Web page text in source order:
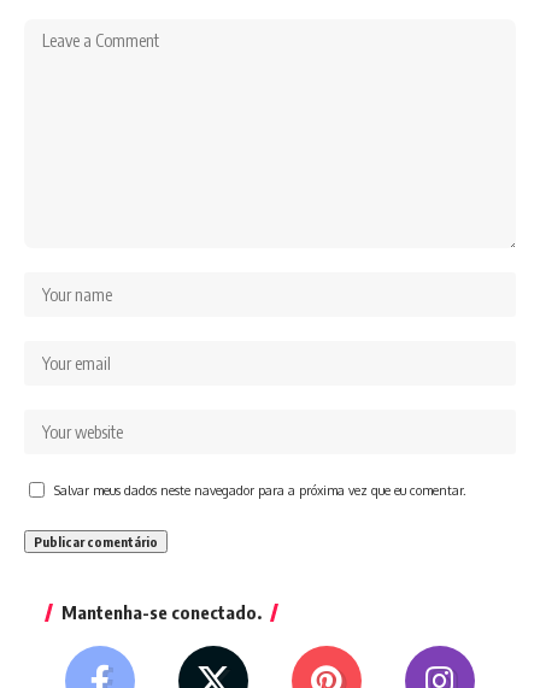
Salvar meus dados neste navegador para a próxima vez que eu comentar.
Mantenha-se conectado.